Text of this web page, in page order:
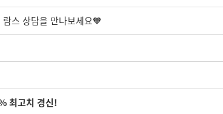
람스 상담을 만나보세요🧡
최고치 경신!